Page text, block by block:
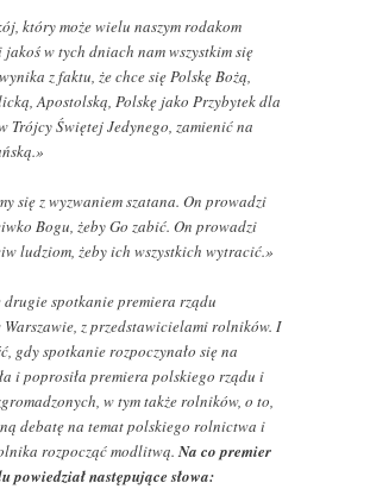
który może wielu naszym rodakom
jakoś w tych dniach nam wszystkim się
z faktu, że chce się Polskę Bożą,
Apostolską, Polskę jako Przybytek dla
Trójcy Świętej Jedynego, zamienić na
się z wyzwaniem szatana. On prowadzi
Bogu, żeby Go zabić. On prowadzi
ludziom, żeby ich wszystkich wytracić.»
drugie spotkanie premiera rządu
z przedstawicielami rolników. I
gdy spotkanie rozpoczynało się na
i poprosiła premiera polskiego rządu i
w tym także rolników, o to,
debatę na temat polskiego rolnictwa i
rozpocząć modlitwą.Na co premier
powiedział następujące słowa: